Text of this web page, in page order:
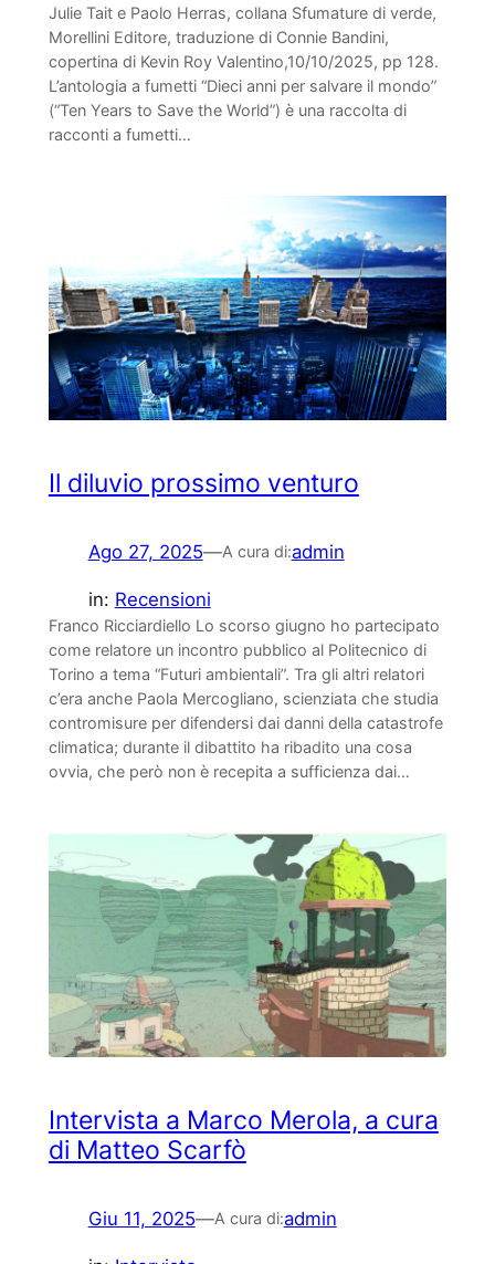
Julie Tait e Paolo Herras, collana Sfumature di verde,
Morellini Editore, traduzione di Connie Bandini,
copertina di Kevin Roy Valentino,10/10/2025, pp 128.
L’antologia a fumetti “Dieci anni per salvare il mondo”
(“Ten Years to Save the World”) è una raccolta di
racconti a fumetti…
Il diluvio prossimo venturo
Ago 27, 2025—A cura di:admin
in: Recensioni
Franco Ricciardiello Lo scorso giugno ho partecipato
come relatore un incontro pubblico al Politecnico di
Torino a tema “Futuri ambientali”. Tra gli altri relatori
c’era anche Paola Mercogliano, scienziata che studia
contromisure per difendersi dai danni della catastrofe
climatica; durante il dibattito ha ribadito una cosa
ovvia, che però non è recepita a sufficienza dai…
Intervista a Marco Merola, a cura
di Matteo Scarfò
Giu 11, 2025—A cura di:admin